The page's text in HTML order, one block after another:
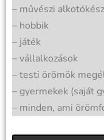
– művészi
– hobbik
– játék
– vállalkozások
– testi örömök
– gyermekek (saját
– minden, ami